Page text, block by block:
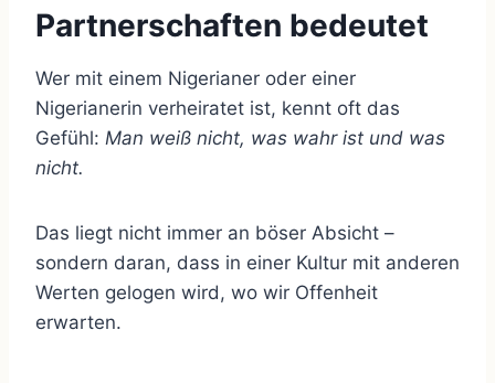
Partnerschaften bedeutet
Wer mit einem Nigerianer oder einer
Nigerianerin verheiratet ist, kennt oft das
Gefühl: Man weiß nicht, was wahr ist und was
nicht.
Das liegt nicht immer an böser Absicht –
sondern daran, dass in einer Kultur mit anderen
Werten gelogen wird, wo wir Offenheit
erwarten.